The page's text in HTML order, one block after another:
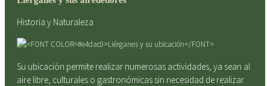
Historia y Naturaleza
Su ubicación permite realizar numerosas actividades, ya sean al
aire libre, culturales o gastronómicas sin necesidad de realizar